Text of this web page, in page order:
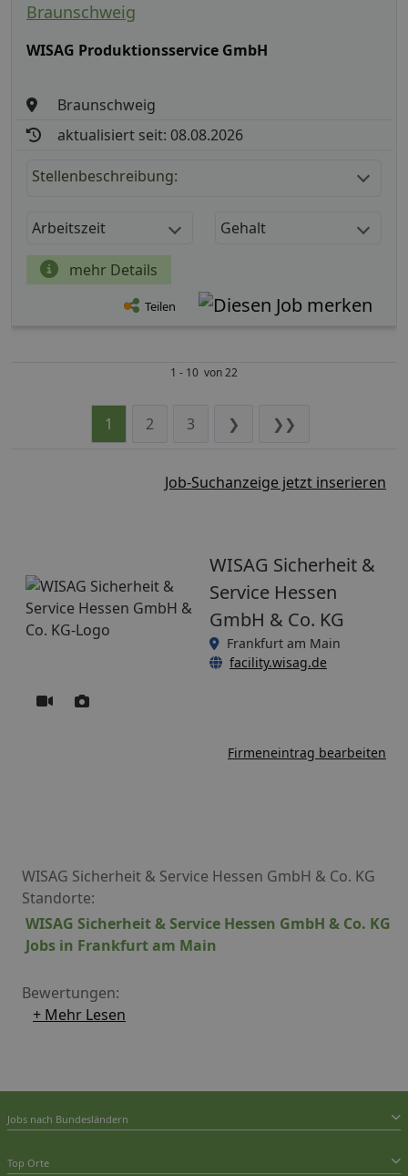
Braunschweig
WISAG Produktionsservice GmbH
Braunschweig
aktualisiert seit: 08.08.2026
Stellenbeschreibung:
Arbeitszeit Gehalt
mehr Details
Teilen
1 - 10 von 22
1 2 3 ❯ ❯❯
Job-Suchanzeige jetzt inserieren
WISAG Sicherheit &
Service Hessen
GmbH & Co. KG
Frankfurt am Main
facility.wisag.de
Firmeneintrag bearbeiten
WISAG Sicherheit & Service Hessen GmbH & Co. KG
Standorte:
WISAG Sicherheit & Service Hessen GmbH & Co. KG
Jobs in Frankfurt am Main
Bewertungen:
+ Mehr Lesen
Jobs nach Bundesländern
Top Orte